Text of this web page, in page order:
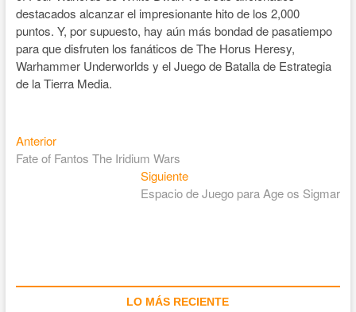
destacados alcanzar el impresionante hito de los 2,000
puntos. Y, por supuesto, hay aún más bondad de pasatiempo
para que disfruten los fanáticos de The Horus Heresy,
Warhammer Underworlds y el Juego de Batalla de Estrategia
de la Tierra Media.
Anterior
Fate of Fantos The Iridium Wars
Siguiente
Espacio de Juego para Age os Sigmar
LO MÁS RECIENTE